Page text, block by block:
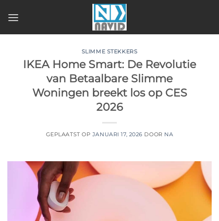
naar
SLIMME STEKKERS
IKEA Home Smart: De Revolutie
van Betaalbare Slimme
Woningen breekt los op CES
2026
GEPLAATST OP JANUARI 17, 2026 DOOR NA